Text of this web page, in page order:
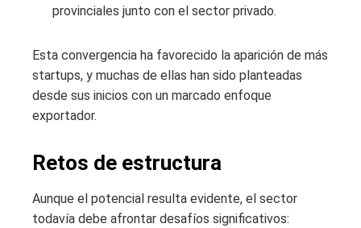
provinciales junto con el sector privado.
Esta convergencia ha favorecido la aparición de más
startups, y muchas de ellas han sido planteadas
desde sus inicios con un marcado enfoque
exportador.
Retos de estructura
Aunque el potencial resulta evidente, el sector
todavía debe afrontar desafíos significativos: